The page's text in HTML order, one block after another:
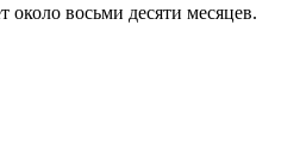
около восьми десяти месяцев.